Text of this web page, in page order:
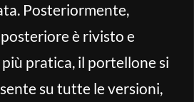
Posteriormente,
è rivisto e
pratica, il portellone si
su tutte le versioni,